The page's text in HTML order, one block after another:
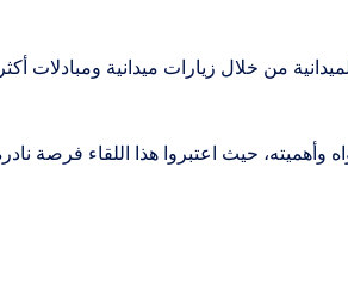
من خلال زيارات ميدانية ومبادلات
حيث اعتبروا هذا اللقاء فرصة نادرة